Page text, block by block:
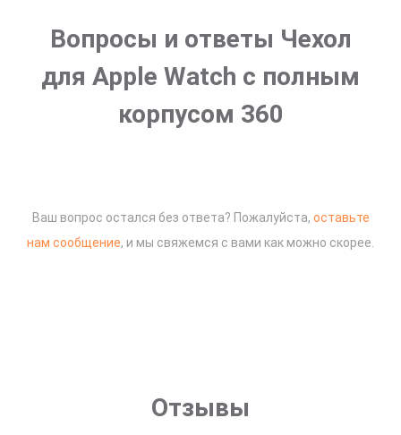
Вопросы и ответы Чехол
для Apple Watch с полным
корпусом 360
Ваш вопрос остался без ответа? Пожалуйста, оставьте
нам сообщение, и мы свяжемся с вами как можно скорее.
Отзывы